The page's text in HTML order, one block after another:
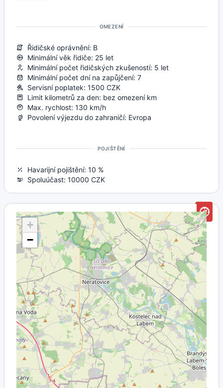
OMEZENÍ
Řidičské oprávnění: B
Minimální věk řidiče: 25 let
Minimální počet řidičských zkušeností: 5 let
Minimální počet dní na zapůjčení: 7
Servisní poplatek: 1500 CZK
Limit kilometrů za den: bez omezení km
Max. rychlost: 130 km/h
Povolení výjezdu do zahraničí: Evropa
POJIŠTĚNÍ
Havarijní pojištění: 10 %
Spoluúčast: 10000 CZK
+
−